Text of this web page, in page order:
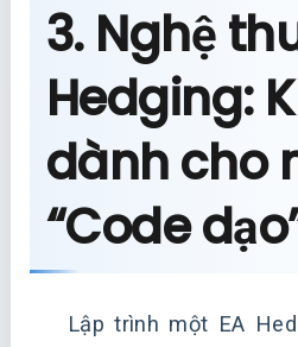
3. Nghệ
Hedging:
dành cho
“Code
Lập trình một EA